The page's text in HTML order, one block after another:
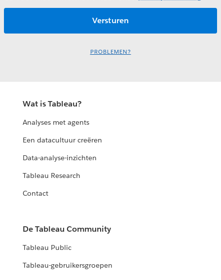
PROBLEMEN?
Wat is Tableau?
Analyses met agents
Een datacultuur creëren
Data-analyse-inzichten
Tableau Research
Contact
De Tableau Community
Tableau Public
Tableau-gebruikersgroepen